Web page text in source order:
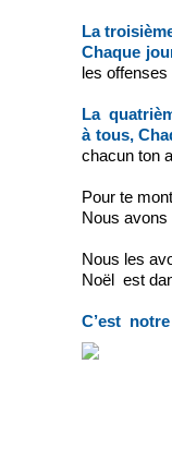
La
Chaque
les
La
à tous,
chacun ton
Pour te
Nous
Nous les
Noël est
C’est